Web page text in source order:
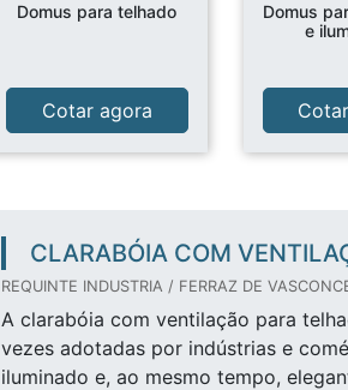
Domus para telhado
Cotar agora
Domus
e
CLARABÓIA COM
REQUINTE INDUSTRIA / FERRAZ DE
A clarabóia com ventilação para
vezes adotadas por indústrias e
iluminado e, ao mesmo tempo,